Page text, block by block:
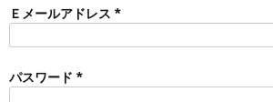
Ｅメールアドレス
必
パスワード